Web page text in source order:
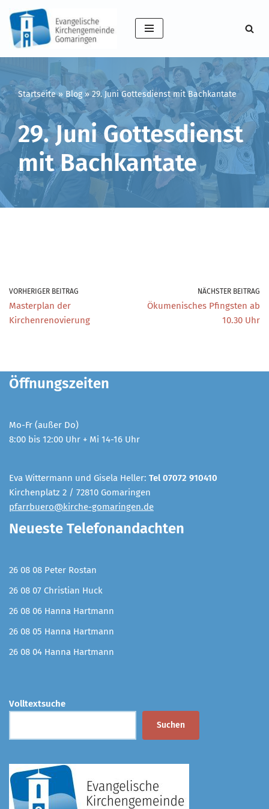
Zum
Inhalt
Startseite» Blog »29. Juni Gottesdienst mit Bachkantate
29. Juni Gottesdienst
mit Bachkantate
VORHERIGER BEITRAG
Masterplan der
Kirchenrenovierung
NÄCHSTER BEITRAG
Ökumenisches Pfingsten ab
10.30 Uhr
Öffnungszeiten
Mo-Fr (außer Do)
8:00 bis 12:00 Uhr + Mi 14-16 Uhr
Eva Wittermann und Gisela Heller: Tel 07072 910410
Kirchenplatz 2 / 72810 Gomaringen
pfarrbuero@kirche-gomaringen.de
Neueste Telefonandachten
26 08 08 Peter Rostan
26 08 07 Christian Huck
26 08 06 Hanna Hartmann
26 08 05 Hanna Hartmann
26 08 04 Hanna Hartmann
Volltextsuche
Suchen